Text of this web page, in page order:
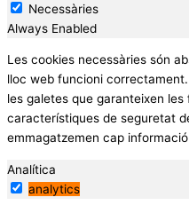
Necessàries
Always Enabled
Les cookies necessàries són
lloc web funcioni
les galetes que garanteixen
característiques de seguretat
emmagatzemen cap
Analítica
analytics